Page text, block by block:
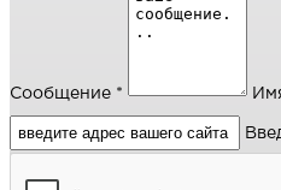
Сообщение *